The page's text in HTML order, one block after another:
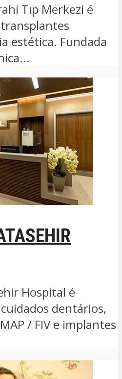
Tıp Merkezi é
estética. Fundada
Hospital é
dentários,
/ FIV e implantes